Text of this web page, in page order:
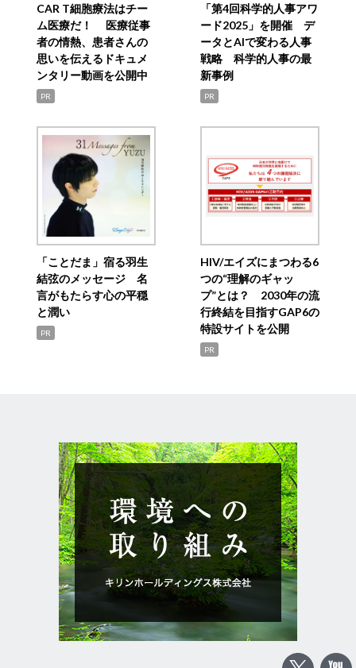
CAR T細胞療法はチー
ム医療だ！ 医療従事
者の情熱、患者さんの
思いを伝えるドキュメ
ンタリー動画を公開中
PR
「第4回科学的人事アワ
ード2025」を開催 デ
ータとAIで変わる人事
戦略 科学的人事の最
新事例
PR
「ことだま」宿る羽生
結弦のメッセージ 名
言がもたらす心の平穏
と潤い
PR
HIV/エイズにまつわる6
つの“理解のギャッ
プ”とは？ 2030年の流
行終結を目指すGAP6の
特設サイトを公開
PR